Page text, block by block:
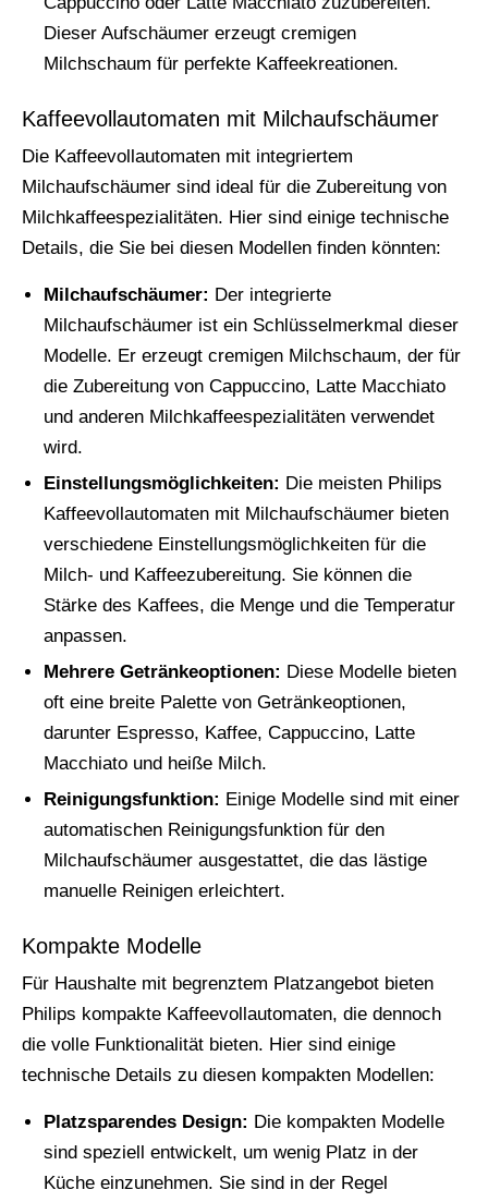
Dieser Aufschäumer erzeugt cremigen
Milchschaum für perfekte Kaffeekreationen.
Kaffeevollautomaten mit Milchaufschäumer
Die Kaffeevollautomaten mit integriertem
Milchaufschäumer sind ideal für die Zubereitung von
Milchkaffeespezialitäten. Hier sind einige technische
Details, die Sie bei diesen Modellen finden könnten:
Milchaufschäumer: Der integrierte
Milchaufschäumer ist ein Schlüsselmerkmal dieser
Modelle. Er erzeugt cremigen Milchschaum, der für
die Zubereitung von Cappuccino, Latte Macchiato
und anderen Milchkaffeespezialitäten verwendet
wird.
Einstellungsmöglichkeiten: Die meisten Philips
Kaffeevollautomaten mit Milchaufschäumer bieten
verschiedene Einstellungsmöglichkeiten für die
Milch- und Kaffeezubereitung. Sie können die
Stärke des Kaffees, die Menge und die Temperatur
anpassen.
Mehrere Getränkeoptionen: Diese Modelle bieten
oft eine breite Palette von Getränkeoptionen,
darunter Espresso, Kaffee, Cappuccino, Latte
Macchiato und heiße Milch.
Reinigungsfunktion: Einige Modelle sind mit einer
automatischen Reinigungsfunktion für den
Milchaufschäumer ausgestattet, die das lästige
manuelle Reinigen erleichtert.
Kompakte Modelle
Für Haushalte mit begrenztem Platzangebot bieten
Philips kompakte Kaffeevollautomaten, die dennoch
die volle Funktionalität bieten. Hier sind einige
technische Details zu diesen kompakten Modellen:
Platzsparendes Design: Die kompakten Modelle
sind speziell entwickelt, um wenig Platz in der
Küche einzunehmen. Sie sind in der Regel